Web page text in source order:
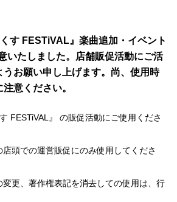
す FESTiVAL』楽曲追加・イベント
いたしました。店舗販促活動にご活
うお願い申し上げます。尚、使用時
意ください。
FESTiVAL』 の販促活動にご使用くださ
頭での運営販促にのみ使用してくださ
更、著作権表記を消去しての使用は、行